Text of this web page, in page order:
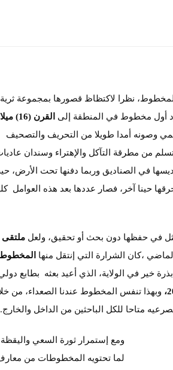
للمخطوط، نظرا لاكتظاظ قصورها بمجموعة
أول مخطوط في المنطقة إلى
القرن (16) ميلادي
وصونه أمدا طويلا من التحريف والتصحيف
من مطرقة التآكل والإهتراء وسندان
في الصناديق وربما دفنها تحت الأرض،
حينا آخر، فصار عددها بعد هذه العوامل
في حفظها دون بحث أو تحقيق، ولعل ملتقى
،كان الشرارة التي إنتقل منها المخطوط
خير في الولاية، الذي أعيد بعثه بطابع
وبهذا تنفس المخطوط عندنا الصعداء، من
متاحا للكل الباحثين من الداخل والخارج.
ومع إستمرار ثورة السعي واليقظة
لما تحتويه المخطوطات من